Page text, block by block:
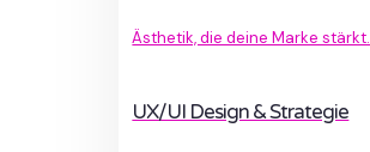
Ästhetik, die deine Marke stärkt.
UX/UI Design & Strategie